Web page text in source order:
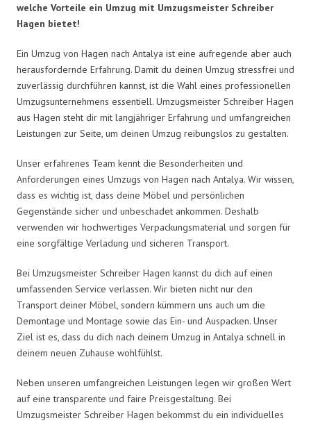
welche Vorteile ein Umzug mit Umzugsmeister Schreiber
Hagen bietet!
Ein Umzug von Hagen nach Antalya ist eine aufregende aber auch
herausfordernde Erfahrung. Damit du deinen Umzug stressfrei und
zuverlässig durchführen kannst, ist die Wahl eines professionellen
Umzugsunternehmens essentiell. Umzugsmeister Schreiber Hagen
aus Hagen steht dir mit langjähriger Erfahrung und umfangreichen
Leistungen zur Seite, um deinen Umzug reibungslos zu gestalten.
Unser erfahrenes Team kennt die Besonderheiten und
Anforderungen eines Umzugs von Hagen nach Antalya. Wir wissen,
dass es wichtig ist, dass deine Möbel und persönlichen
Gegenstände sicher und unbeschadet ankommen. Deshalb
verwenden wir hochwertiges Verpackungsmaterial und sorgen für
eine sorgfältige Verladung und sicheren Transport.
Bei Umzugsmeister Schreiber Hagen kannst du dich auf einen
umfassenden Service verlassen. Wir bieten nicht nur den
Transport deiner Möbel, sondern kümmern uns auch um die
Demontage und Montage sowie das Ein- und Auspacken. Unser
Ziel ist es, dass du dich nach deinem Umzug in Antalya schnell in
deinem neuen Zuhause wohlfühlst.
Neben unseren umfangreichen Leistungen legen wir großen Wert
auf eine transparente und faire Preisgestaltung. Bei
Umzugsmeister Schreiber Hagen bekommst du ein individuelles